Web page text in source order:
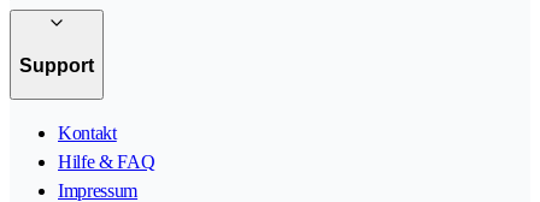
Support
Kontakt
Hilfe & FAQ
Impressum